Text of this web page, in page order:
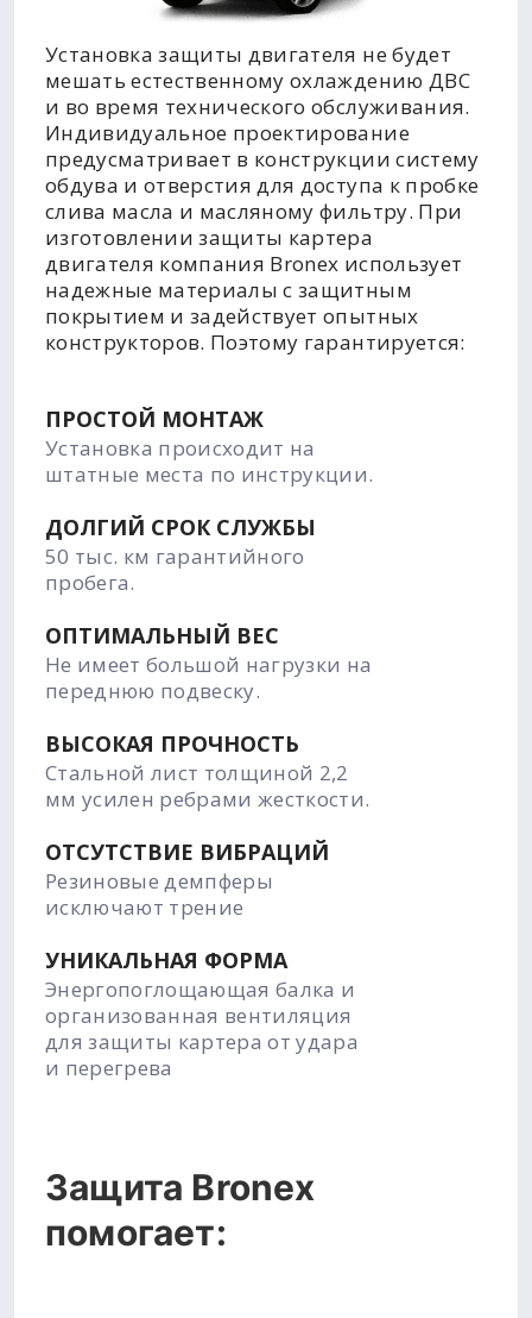
Установка защиты двигателя не будет
мешать естественному охлаждению ДВС
и во время технического обслуживания.
Индивидуальное проектирование
предусматривает в конструкции систему
обдува и отверстия для доступа к пробке
слива масла и масляному фильтру. При
изготовлении защиты картера
двигателя компания Bronex использует
надежные материалы с защитным
покрытием и задействует опытных
конструкторов. Поэтому гарантируется:
ПРОСТОЙ МОНТАЖ
Установка происходит на
штатные места по инструкции.
ДОЛГИЙ СРОК СЛУЖБЫ
50 тыс. км гарантийного
пробега.
ОПТИМАЛЬНЫЙ ВЕС
Не имеет большой нагрузки на
переднюю подвеску.
ВЫСОКАЯ ПРОЧНОСТЬ
Стальной лист толщиной 2,2
мм усилен ребрами жесткости.
ОТСУТСТВИЕ ВИБРАЦИЙ
Резиновые демпферы
исключают трение
УНИКАЛЬНАЯ ФОРМА
Энергопоглощающая балка и
организованная вентиляция
для защиты картера от удара
и перегрева
Защита Bronex
помогает: